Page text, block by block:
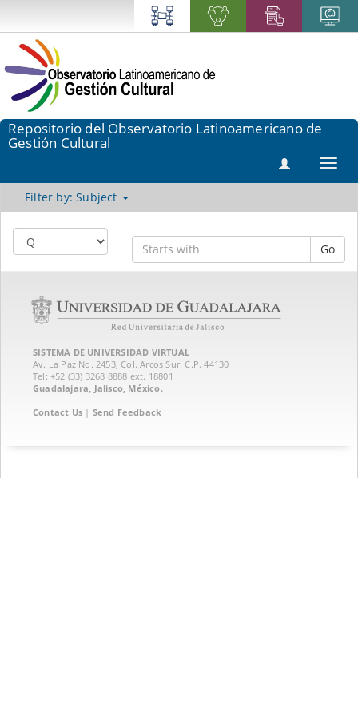
Repositorio del Observatorio Latinoamericano de
Gestión Cultural
Filter by: Subject
Go
SISTEMA DE UNIVERSIDAD VIRTUAL
Av. La Paz No. 2453, Col. Arcos Sur. C.P. 44130
Tel: +52 (33) 3268 8888‏ ext. 18801
Guadalajara, Jalisco, México.
Contact Us | Send Feedback